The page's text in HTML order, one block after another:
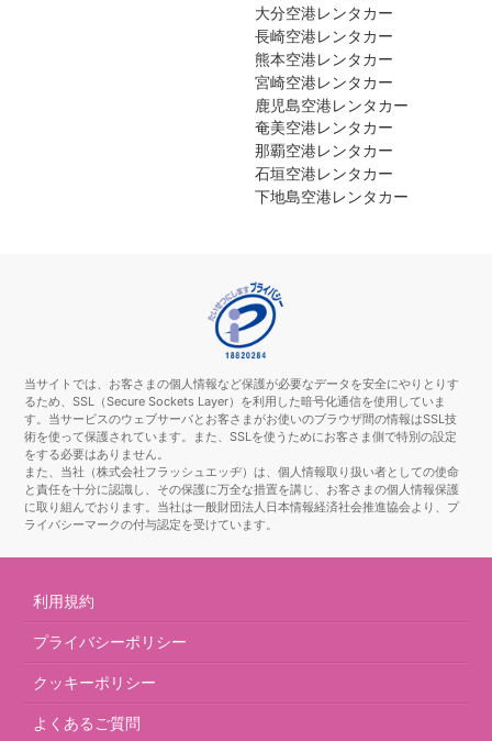
大分空港レンタカー
長崎空港レンタカー
熊本空港レンタカー
宮崎空港レンタカー
鹿児島空港レンタカー
奄美空港レンタカー
那覇空港レンタカー
石垣空港レンタカー
下地島空港レンタカー
当サイトでは、お客さまの個人情報など保護が必要なデータを安全にやりとりす
るため、SSL（Secure Sockets Layer）を利用した暗号化通信を使用していま
す。当サービスのウェブサーバとお客さまがお使いのブラウザ間の情報はSSL技
術を使って保護されています。また、SSLを使うためにお客さま側で特別の設定
をする必要はありません。
また、当社（株式会社フラッシュエッヂ）は、個人情報取り扱い者としての使命
と責任を十分に認識し、その保護に万全な措置を講じ、お客さまの個人情報保護
に取り組んでおります。当社は一般財団法人日本情報経済社会推進協会より、プ
ライバシーマークの付与認定を受けています。
利用規約
プライバシーポリシー
クッキーポリシー
よくあるご質問